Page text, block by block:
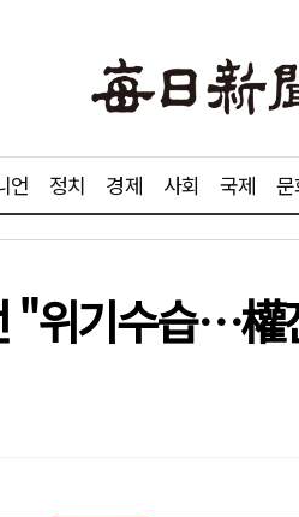
언 정치 경제 사회 국제
"위기수습…權